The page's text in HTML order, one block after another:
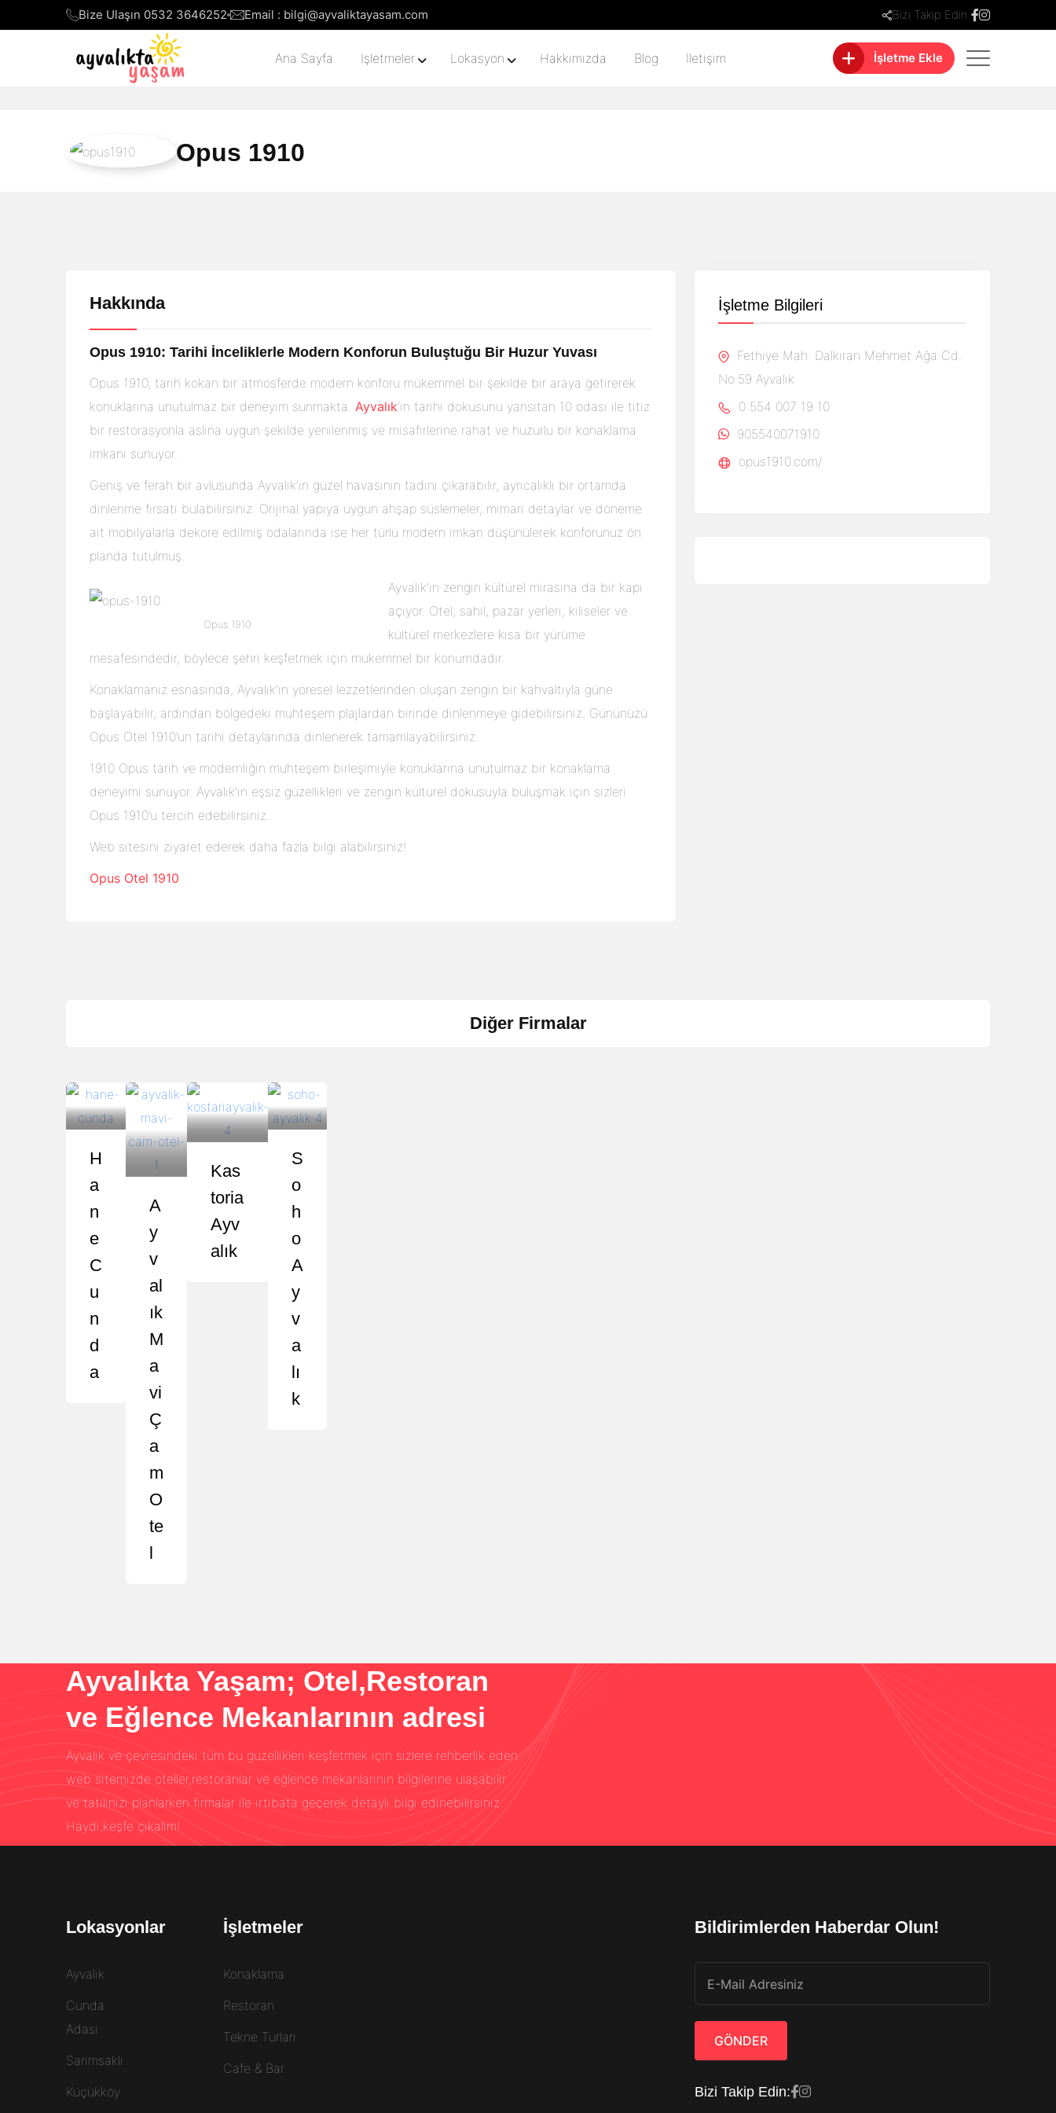
Bize Ulaşın 0532 3646252 Email : bilgi@ayvaliktayasam.com Bizi Takip Edin:
Ana Sayfa İşletmeler Lokasyon Hakkımızda Blog İletişim İşletme Ekle
Opus 1910
Hakkında
Opus 1910: Tarihi İnceliklerle Modern Konforun Buluştuğu Bir Huzur Yuvası
Opus 1910, tarih kokan bir atmosferde modern konforu mükemmel bir şekilde bir araya getirerek
konuklarına unutulmaz bir deneyim sunmakta. Ayvalık‘ın tarihi dokusunu yansıtan 10 odası ile titiz
bir restorasyonla aslına uygun şekilde yenilenmiş ve misafirlerine rahat ve huzurlu bir konaklama
imkanı sunuyor.
Geniş ve ferah bir avlusunda Ayvalık’ın güzel havasının tadını çıkarabilir, ayrıcalıklı bir ortamda
dinlenme fırsatı bulabilirsiniz. Orijinal yapıya uygun ahşap süslemeler, mimari detaylar ve döneme
ait mobilyalarla dekore edilmiş odalarında ise her türlü modern imkan düşünülerek konforunuz ön
planda tutulmuş.
Opus 1910
Ayvalık’ın zengin kültürel mirasına da bir kapı
açıyor. Otel; sahil, pazar yerleri, kiliseler ve
kültürel merkezlere kısa bir yürüme
mesafesindedir, böylece şehri keşfetmek için mükemmel bir konumdadır.
Konaklamanız esnasında, Ayvalık’ın yöresel lezzetlerinden oluşan zengin bir kahvaltıyla güne
başlayabilir, ardından bölgedeki muhteşem plajlardan birinde dinlenmeye gidebilirsiniz. Gününüzü
Opus Otel 1910’un tarihi detaylarında dinlenerek tamamlayabilirsiniz.
1910 Opus tarih ve modernliğin muhteşem birleşimiyle konuklarına unutulmaz bir konaklama
deneyimi sunuyor. Ayvalık’ın eşsiz güzellikleri ve zengin kültürel dokusuyla buluşmak için sizleri
Opus 1910’u tercih edebilirsiniz.
Web sitesini ziyaret ederek daha fazla bilgi alabilirsiniz!
Opus Otel 1910
İşletme Bilgileri
Fethiye Mah. Dalkıran Mehmet Ağa Cd.
No:59 Ayvalık
0 554 007 19 10
905540071910
opus1910.com/
Diğer Firmalar
H
A
N
E
C
U
N
D
A
A
Y
V
Al
Ik
M
A
Vi
Ç
A
M
O
Te
L
Kas
Toria
Ayv
Alık
S
O
H
O
A
Y
V
A
Lı
K
Ayvalıkta Yaşam; Otel,Restoran
ve Eğlence Mekanlarının adresi
Ayvalık ve çevresindeki tüm bu güzellikleri keşfetmek için sizlere rehberlik eden
web sitemizde oteller,restoranlar ve eğlence mekanlarının bilgilerine ulaşabilir
ve tatilinizi planlarken firmalar ile irtibata geçerek detaylı bilgi edinebilirsiniz.
Haydi,keşfe çıkalım!
Lokasyonlar
Ayvalık
Cunda
Adası
Sarımsaklı
Küçükköy
İşletmeler
Konaklama
Restoran
Tekne Turları
Cafe & Bar
Bildirimlerden Haberdar Olun!
GÖNDER
Bizi Takip Edin: